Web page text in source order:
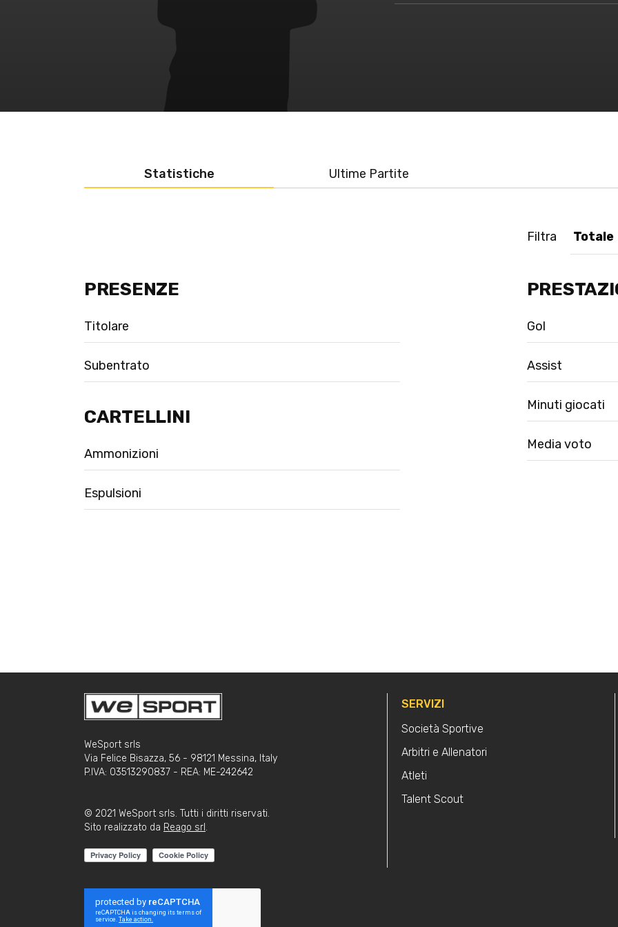
Statistiche Ultime Partite
Filtra
PRESENZE
Titolare
Subentrato
CARTELLINI
Ammonizioni
Espulsioni
Gol
Assist
Minuti giocati
Media voto
WeSport srls
Via Felice Bisazza, 56 - 98121 Messina, Italy
P.IVA: 03513290837 - REA: ME-242642
© 2021 WeSport srls. Tutti i diritti riservati.
Sito realizzato da Reago srl .
SERVIZI
Società Sportive
Arbitri e Allenatori
Atleti
Talent Scout